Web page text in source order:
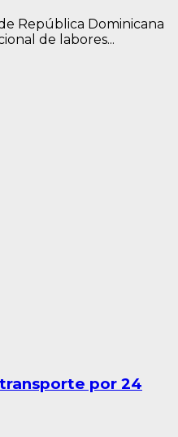
República Dominicana
de labores...
por 24